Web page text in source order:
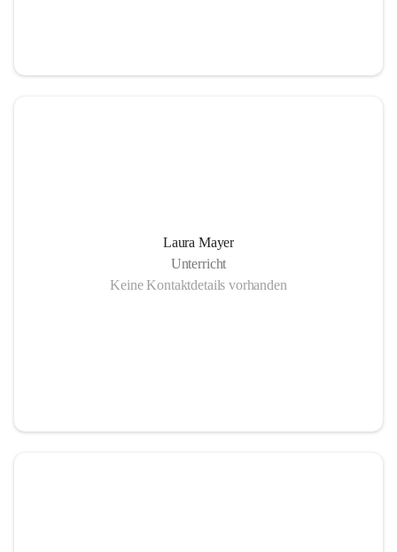
Laura Mayer
Unterricht
Keine Kontaktdetails vorhanden